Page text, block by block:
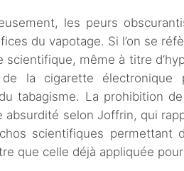
les peurs
du vapotage. Si l’on se
scientifique, même à titre
la cigarette électronique
tabagisme. La prohibition
absurdité selon Joffrin, qui
scientifiques
que celle déjà appliquée